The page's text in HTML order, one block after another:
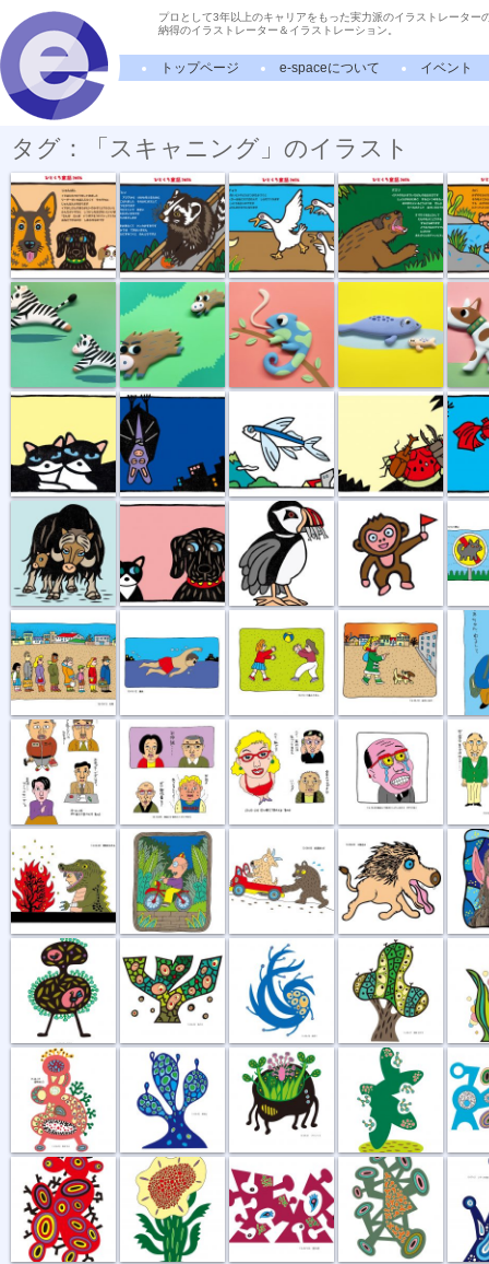
プロとして3年以上のキャリアをもった実力派のイラストレーター
納得のイラストレーター＆イラストレーション。
トップページ e-spaceについて イベント
タグ：「スキャニング」のイラスト
順番 ハクビシン ガチョウは番... グズリ
シマウマ イノシシ カメレオン アザラシの親子 イヌ
ホントのキモチ 眠い眠いコウ... トビウオ プク
ジャコウウシ ケネルキャット ツノメドリ サル
行列 遠泳 紙風船 お買い物
用務員さんなど おま
覚悟を決める 散歩の途中 坂道登れば 王様走る 星に
鳥の巣 森の中 樹齢300年 風薫
散歩する プランツX 新しい種 情報
痛みの構造 真夏の花 噂の出所
ショックを受... 愛はひとやすみ 見張り台 おい